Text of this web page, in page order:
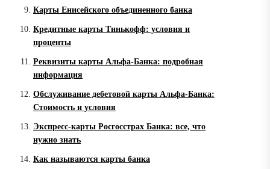
Карты Енисейского объединенного банка
Кредитные карты Тинькофф: условия и
проценты
Реквизиты карты Альфа-Банка: подробная
информация
Обслуживание дебетовой карты Альфа-Банка:
Стоимость и условия
Экспресс-карты Росгосстрах Банка: все, что
нужно знать
Как называются карты банка